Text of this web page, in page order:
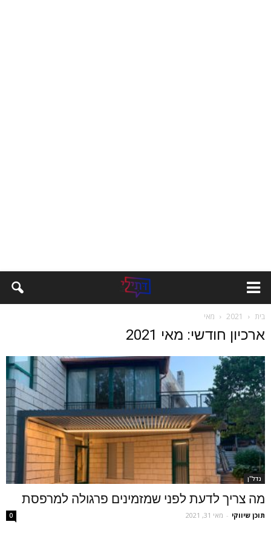
בית 2021 מאי
ארכיון חודשי: מאי 2021
נדל''ן
מה צריך לדעת לפני שמזמינים פרגולה למרפסת
תוכן שיווקי - מאי 31, 2021 0